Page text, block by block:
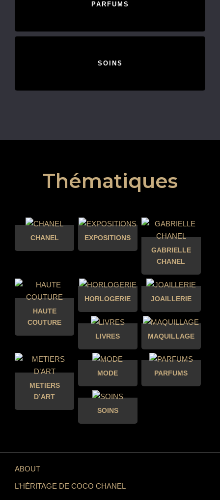
PARFUMS
SOINS
Thématiques
CHANEL
EXPOSITIONS
GABRIELLE
CHANEL
HAUTE
COUTURE
HORLOGERIE JOAILLERIE
LIVRES MAQUILLAGE
METIERS
D’ART
MODE PARFUMS
SOINS
ABOUT
L’HÉRITAGE DE COCO CHANEL